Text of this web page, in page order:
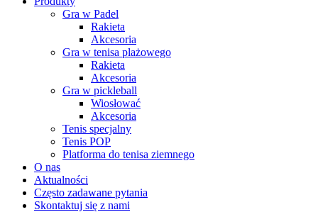
Gra w Padel
Rakieta
Akcesoria
Gra w tenisa plażowego
Rakieta
Akcesoria
Gra w pickleball
Wiosłować
Akcesoria
Tenis specjalny
Tenis POP
Platforma do tenisa ziemnego
O nas
Aktualności
Często zadawane pytania
Skontaktuj się z nami